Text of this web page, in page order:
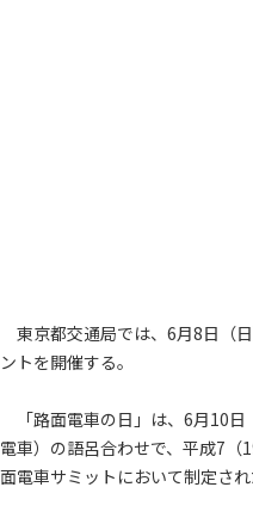
東京都交通局では、6月8日（
ントを開催する。
「路面電車の日」は、6月10
電車）の語呂合わせで、平成7
面電車サミットにおいて制定され